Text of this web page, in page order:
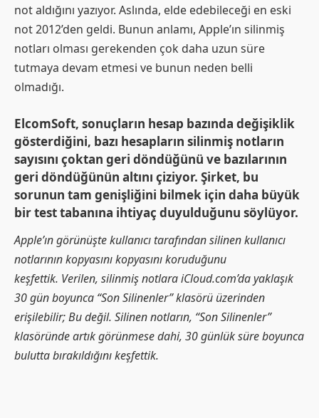
not aldığını yazıyor. Aslında, elde edebileceği en eski
not 2012’den geldi. Bunun anlamı, Apple’ın silinmiş
notları olması gerekenden çok daha uzun süre
tutmaya devam etmesi ve bunun neden belli
olmadığı.
ElcomSoft, sonuçların hesap bazında değişiklik
gösterdiğini, bazı hesapların silinmiş notların
sayısını çoktan geri döndüğünü ve bazılarının
geri döndüğünün altını çiziyor. Şirket, bu
sorunun tam genişliğini bilmek için daha büyük
bir test tabanına ihtiyaç duyulduğunu söylüyor.
Apple’ın görünüşte kullanıcı tarafından silinen kullanıcı
notlarının kopyasını kopyasını koruduğunu
keşfettik. Verilen, silinmiş notlara iCloud.com’da yaklaşık
30 gün boyunca “Son Silinenler” klasörü üzerinden
erişilebilir; Bu değil. Silinen notların, “Son Silinenler”
klasöründe artık görünmese dahi, 30 günlük süre boyunca
bulutta bırakıldığını keşfettik.